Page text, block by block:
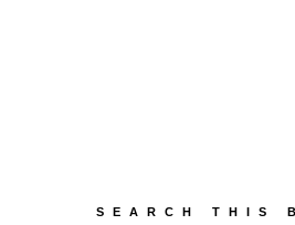
SEARCH THIS